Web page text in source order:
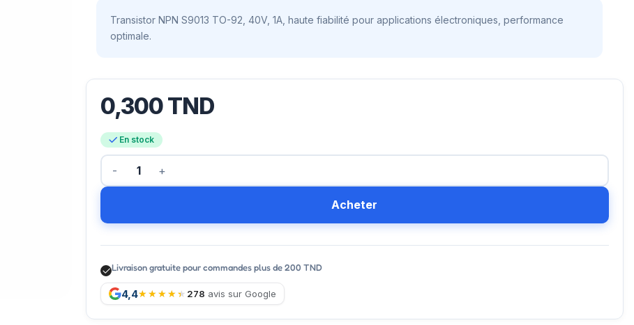
Transistor NPN S9013 TO-92, 40V, 1A, haute fiabilité pour applications électroniques, performance
optimale.
0,300TND
En stock
Acheter
Livraison gratuite pour commandes plus de 200 TND
4,4 278 avis sur Google